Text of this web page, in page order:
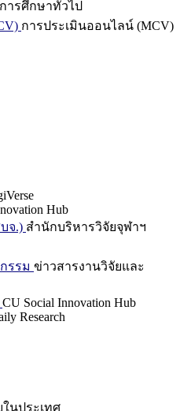
ารศึกษาทั่วไป
การประเมินออนไลน์ (MCV)
Hub
จ.) สำนักบริหารวิจัยจุฬาฯ
รรม ข่าวสารงานวิจัยและ
CU Social Innovation Hub
Research
นประเทศ